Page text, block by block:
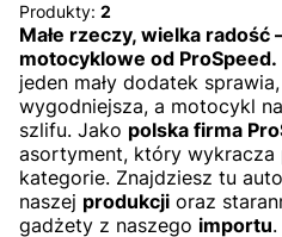
Produkty: 2
Małe rzeczy, wielka radość
motocyklowe od ProSpeed.
jeden mały dodatek sprawia,
wygodniejsza, a motocykl
szlifu. Jako polska firma
asortyment, który wykracza
kategorie. Znajdziesz tu
naszej produkcji oraz
gadżety z naszego importu.